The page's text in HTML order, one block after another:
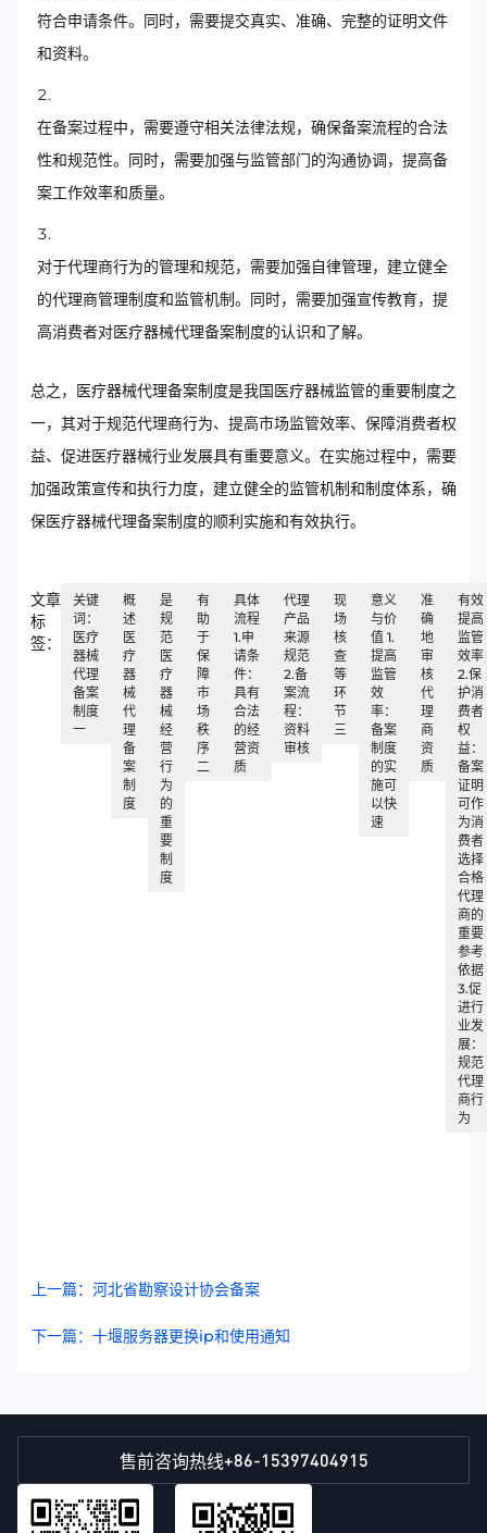
符合申请条件。同时，需要提交真实、准确、完整的证明文件
和资料。
在备案过程中，需要遵守相关法律法规，确保备案流程的合法
性和规范性。同时，需要加强与监管部门的沟通协调，提高备
案工作效率和质量。
对于代理商行为的管理和规范，需要加强自律管理，建立健全
的代理商管理制度和监管机制。同时，需要加强宣传教育，提
高消费者对医疗器械代理备案制度的认识和了解。
总之，医疗器械代理备案制度是我国医疗器械监管的重要制度之
一，其对于规范代理商行为、提高市场监管效率、保障消费者权
益、促进医疗器械行业发展具有重要意义。在实施过程中，需要
加强政策宣传和执行力度，建立健全的监管机制和制度体系，确
保医疗器械代理备案制度的顺利实施和有效执行。
文章
标
签：
关键
词：
医疗
器械
代理
备案
制度
一
概
述
医
疗
器
械
代
理
备
案
制
度
是
规
范
医
疗
器
械
经
营
行
为
的
重
要
制
度
有
助
于
保
障
市
场
秩
序
二
具体
流程
1.申
请条
件：
具有
合法
的经
营资
质
代理
产品
来源
规范
2.备
案流
程：
资料
审核
现
场
核
查
等
环
节
三
意义
与价
值 1.
提高
监管
效
率：
备案
制度
的实
施可
以快
速
准
确
地
审
核
代
理
商
资
质
有效
提高
监管
效率
2.保
护消
费者
权
益：
备案
证明
可作
为消
费者
选择
合格
代理
商的
重要
参考
依据
3.促
进行
业发
展：
规范
代理
商行
为
上一篇：河北省勘察设计协会备案
下一篇：十堰服务器更换ip和使用通知
售前咨询热线+86-15397404915